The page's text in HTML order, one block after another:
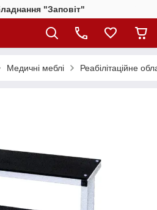
"Заповіт"
Медичні меблі Реабілітаційне